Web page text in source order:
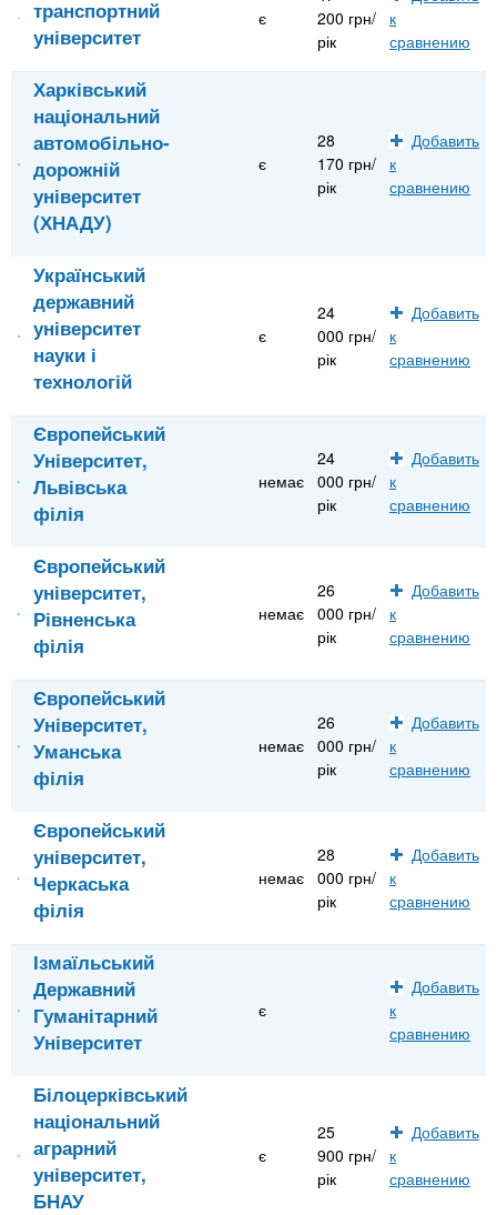
транспортний
університет
є
200 грн/
рік
к
сравнению
Харківський
національний
автомобільно-
дорожній
університет
(ХНАДУ)
є
28
170 грн/
рік
Добавить
к
сравнению
Український
державний
університет
науки і
технологій
є
24
000 грн/
рік
Добавить
к
сравнению
Європейський
Університет,
Львівська
філія
немає
24
000 грн/
рік
Добавить
к
сравнению
Європейський
університет,
Рівненська
філія
немає
26
000 грн/
рік
Добавить
к
сравнению
Європейський
Університет,
Уманська
філія
немає
26
000 грн/
рік
Добавить
к
сравнению
Європейський
університет,
Черкаська
філія
немає
28
000 грн/
рік
Добавить
к
сравнению
Ізмаїльський
Державний
Гуманітарний
Університет
є
Добавить
к
сравнению
Білоцерківський
національний
аграрний
університет,
БНАУ
є
25
900 грн/
рік
Добавить
к
сравнению